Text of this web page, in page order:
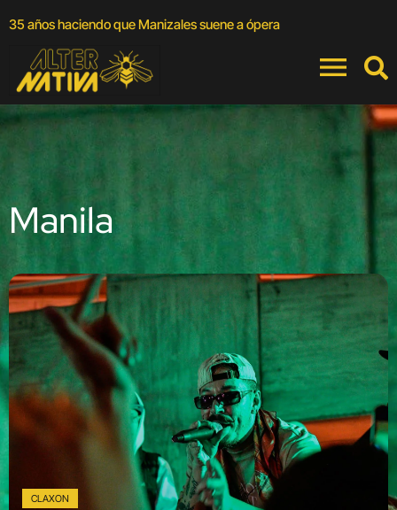
35 años haciendo que Manizales suene a ópera
Manila
CLAXON